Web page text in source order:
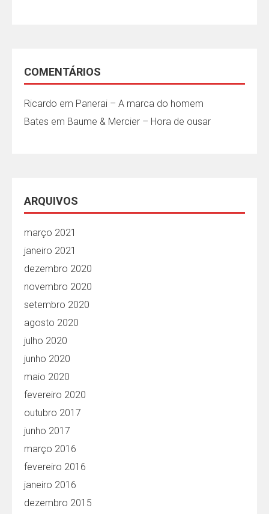
COMENTÁRIOS
Ricardo em Panerai – A marca do homem
Bates em Baume & Mercier – Hora de ousar
ARQUIVOS
março 2021
janeiro 2021
dezembro 2020
novembro 2020
setembro 2020
agosto 2020
julho 2020
junho 2020
maio 2020
fevereiro 2020
outubro 2017
junho 2017
março 2016
fevereiro 2016
janeiro 2016
dezembro 2015